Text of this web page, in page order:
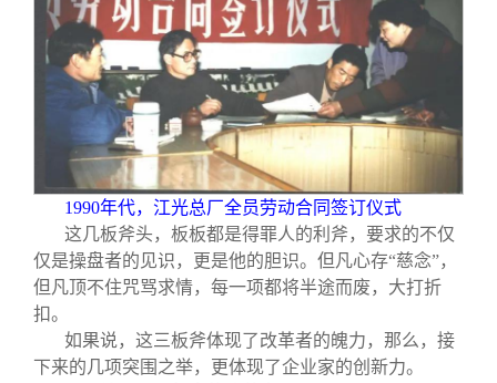
1990年代，江光总厂全员劳动合同签订仪式
这几板斧头，板板都是得罪人的利斧，要求的不仅
仅是操盘者的见识，更是他的胆识。但凡心存“慈念”，
但凡顶不住咒骂求情，每一项都将半途而废，大打折
扣。
如果说，这三板斧体现了改革者的魄力，那么，接
下来的几项突围之举，更体现了企业家的创新力。